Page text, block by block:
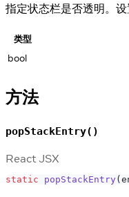
指定状态栏是否透明。
类型
bool
方法
popStackEntry()
React JSX
static popStackEntry (